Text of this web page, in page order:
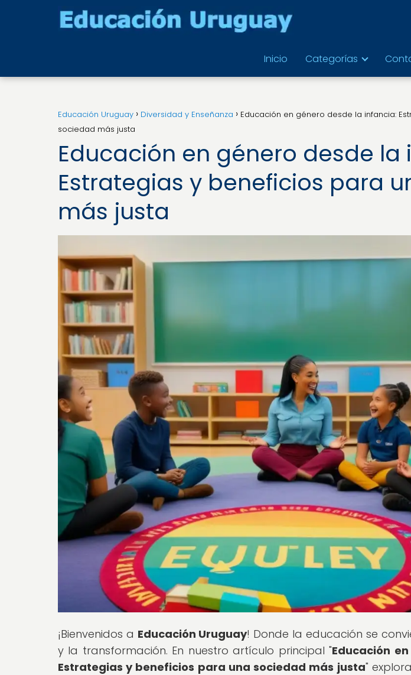
Inicio Categorías
Educación Uruguay Diversidad y Enseñanza
Educación en género desde la infancia:
sociedad más justa
Educación en género desde la
Estrategias y beneficios para
más justa
¡Bienvenidos a Educación Uruguay! Donde la educación se
y la transformación. En nuestro artículo principal "Educación
Estrategias y beneficios para una sociedad más justa"